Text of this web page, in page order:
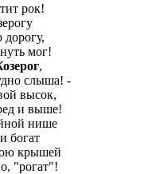
рок!
мог!
,
слыша! -
высок,
и выше!
нише
богат
крышей
"рогат"!